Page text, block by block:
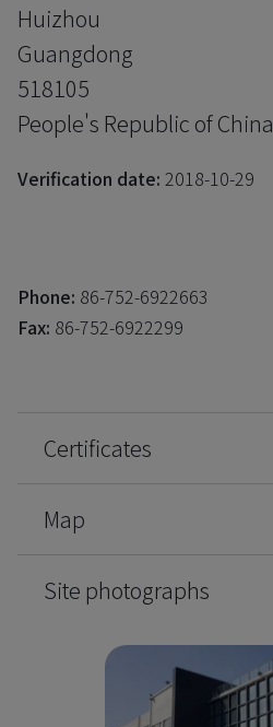
Huizhou
Guangdong
518105
People's Republic of China
Verification date: 2018-10-29
Phone: 86-752-6922663
Fax: 86-752-6922299
Certificates
Map
Site photographs